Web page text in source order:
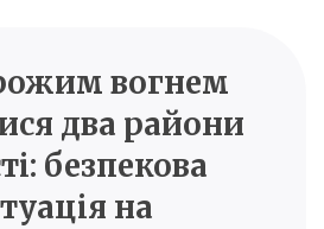
вогнем
два райони
безпекова
на